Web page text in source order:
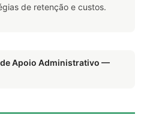
de retenção e custos.
de Apoio Administrativo —